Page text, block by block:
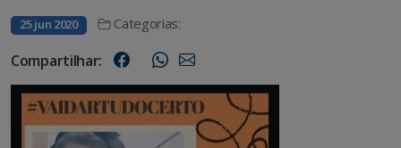
25 jun 2020 Categorias:
Compartilhar: